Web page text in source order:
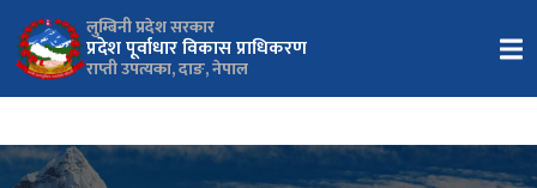
लुम्बिनी प्रदेश सरकार
प्रदेश पूर्वाधार विकास प्राधिकरण
राप्ती उपत्यका, दाङ, नेपाल